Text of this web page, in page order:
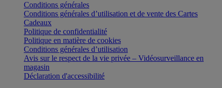
Conditions générales
Conditions générales d’utilisation et de vente des Cartes
Cadeaux
Politique de confidentialité
Politique en matière de cookies
Conditions générales d’utilisation
Avis sur le respect de la vie privée – Vidéosurveillance en
magasin
Déclaration d'accessibilité